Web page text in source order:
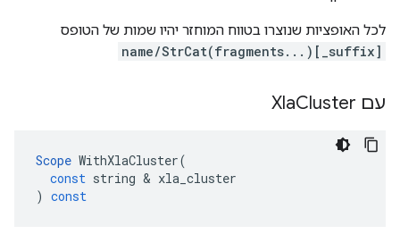
לכל האופציות שנוצרו בטווח המוחזר יהיו שמות של הטופס
name/StrCat(fragments...)[_suffix]
עם Xla Cluster
Scope WithXlaCluster(
const string & xla_cluster
) const